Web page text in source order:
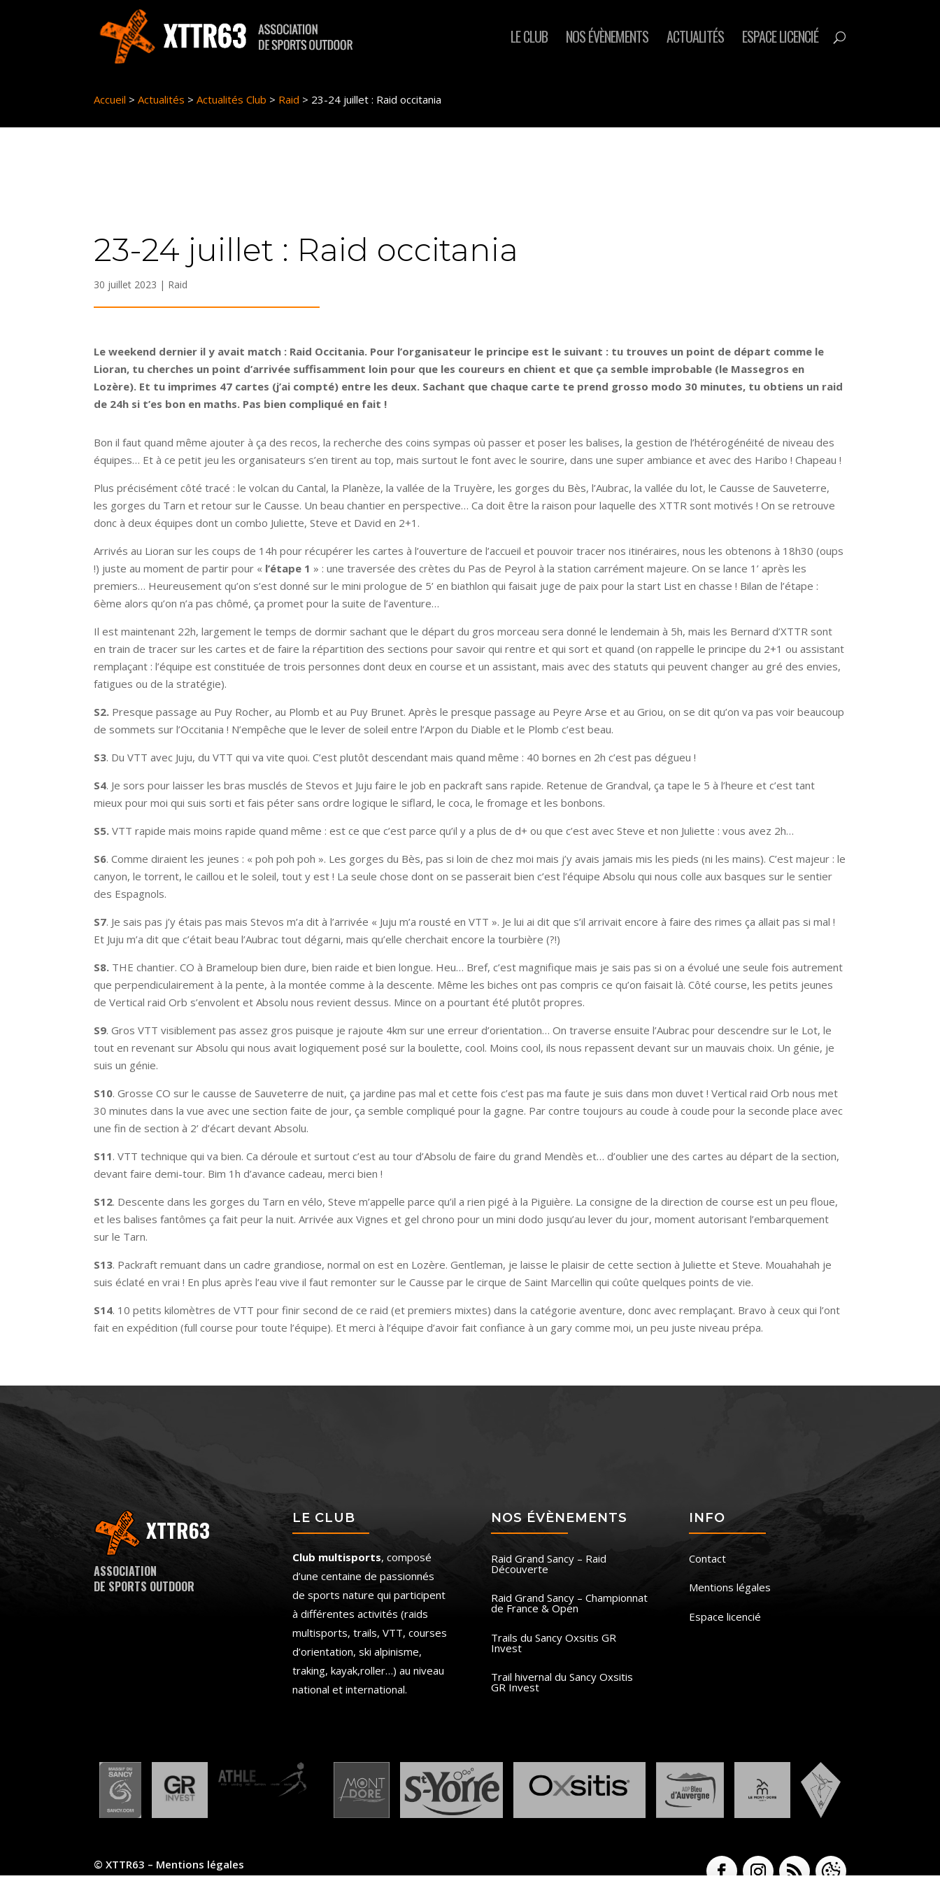
LE CLUB NOS ÉVÈNEMENTS ACTUALITÉS ESPACE LICENCIÉ
Accueil >Actualités >Actualités Club > Raid > 23-24 juillet : Raid occitania
23-24 juillet : Raid occitania
30 juillet 2023 | Raid
Le weekend dernier il y avait match : Raid Occitania. Pour l’organisateur le principe est le suivant : tu trouves un point de départ comme le
Lioran, tu cherches un point d’arrivée suffisamment loin pour que les coureurs en chient et que ça semble improbable (le Massegros en
Lozère). Et tu imprimes 47 cartes (j’ai compté) entre les deux. Sachant que chaque carte te prend grosso modo 30 minutes, tu obtiens un raid
de 24h si t’es bon en maths. Pas bien compliqué en fait !
Bon il faut quand même ajouter à ça des recos, la recherche des coins sympas où passer et poser les balises, la gestion de l’hétérogénéité de niveau des
équipes… Et à ce petit jeu les organisateurs s’en tirent au top, mais surtout le font avec le sourire, dans une super ambiance et avec des Haribo ! Chapeau !
Plus précisément côté tracé : le volcan du Cantal, la Planèze, la vallée de la Truyère, les gorges du Bès, l’Aubrac, la vallée du lot, le Causse de Sauveterre,
les gorges du Tarn et retour sur le Causse. Un beau chantier en perspective… Ca doit être la raison pour laquelle des XTTR sont motivés ! On se retrouve
donc à deux équipes dont un combo Juliette, Steve et David en 2+1.
Arrivés au Lioran sur les coups de 14h pour récupérer les cartes à l’ouverture de l’accueil et pouvoir tracer nos itinéraires, nous les obtenons à 18h30 (oups
!) juste au moment de partir pour « l’étape 1 » : une traversée des crètes du Pas de Peyrol à la station carrément majeure. On se lance 1’ après les
premiers… Heureusement qu’on s’est donné sur le mini prologue de 5’ en biathlon qui faisait juge de paix pour la start List en chasse ! Bilan de l’étape :
6ème alors qu’on n’a pas chômé, ça promet pour la suite de l’aventure…
Il est maintenant 22h, largement le temps de dormir sachant que le départ du gros morceau sera donné le lendemain à 5h, mais les Bernard d’XTTR sont
en train de tracer sur les cartes et de faire la répartition des sections pour savoir qui rentre et qui sort et quand (on rappelle le principe du 2+1 ou assistant
remplaçant : l’équipe est constituée de trois personnes dont deux en course et un assistant, mais avec des statuts qui peuvent changer au gré des envies,
fatigues ou de la stratégie).
S2. Presque passage au Puy Rocher, au Plomb et au Puy Brunet. Après le presque passage au Peyre Arse et au Griou, on se dit qu’on va pas voir beaucoup
de sommets sur l’Occitania ! N’empêche que le lever de soleil entre l’Arpon du Diable et le Plomb c’est beau.
S3. Du VTT avec Juju, du VTT qui va vite quoi. C’est plutôt descendant mais quand même : 40 bornes en 2h c’est pas dégueu !
S4. Je sors pour laisser les bras musclés de Stevos et Juju faire le job en packraft sans rapide. Retenue de Grandval, ça tape le 5 à l’heure et c’est tant
mieux pour moi qui suis sorti et fais péter sans ordre logique le siflard, le coca, le fromage et les bonbons.
S5. VTT rapide mais moins rapide quand même : est ce que c’est parce qu’il y a plus de d+ ou que c’est avec Steve et non Juliette : vous avez 2h…
S6. Comme diraient les jeunes : « poh poh poh ». Les gorges du Bès, pas si loin de chez moi mais j’y avais jamais mis les pieds (ni les mains). C’est majeur : le
canyon, le torrent, le caillou et le soleil, tout y est ! La seule chose dont on se passerait bien c’est l’équipe Absolu qui nous colle aux basques sur le sentier
des Espagnols.
S7. Je sais pas j’y étais pas mais Stevos m’a dit à l’arrivée « Juju m’a rousté en VTT ». Je lui ai dit que s’il arrivait encore à faire des rimes ça allait pas si mal !
Et Juju m’a dit que c’était beau l’Aubrac tout dégarni, mais qu’elle cherchait encore la tourbière (?!)
S8. THE chantier. CO à Brameloup bien dure, bien raide et bien longue. Heu… Bref, c’est magnifique mais je sais pas si on a évolué une seule fois autrement
que perpendiculairement à la pente, à la montée comme à la descente. Même les biches ont pas compris ce qu’on faisait là. Côté course, les petits jeunes
de Vertical raid Orb s’envolent et Absolu nous revient dessus. Mince on a pourtant été plutôt propres.
S9. Gros VTT visiblement pas assez gros puisque je rajoute 4km sur une erreur d’orientation… On traverse ensuite l’Aubrac pour descendre sur le Lot, le
tout en revenant sur Absolu qui nous avait logiquement posé sur la boulette, cool. Moins cool, ils nous repassent devant sur un mauvais choix. Un génie, je
suis un génie.
S10. Grosse CO sur le causse de Sauveterre de nuit, ça jardine pas mal et cette fois c’est pas ma faute je suis dans mon duvet ! Vertical raid Orb nous met
30 minutes dans la vue avec une section faite de jour, ça semble compliqué pour la gagne. Par contre toujours au coude à coude pour la seconde place avec
une fin de section à 2’ d’écart devant Absolu.
S11. VTT technique qui va bien. Ca déroule et surtout c’est au tour d’Absolu de faire du grand Mendès et… d’oublier une des cartes au départ de la section,
devant faire demi-tour. Bim 1h d’avance cadeau, merci bien !
S12. Descente dans les gorges du Tarn en vélo, Steve m’appelle parce qu’il a rien pigé à la Piguière. La consigne de la direction de course est un peu floue,
et les balises fantômes ça fait peur la nuit. Arrivée aux Vignes et gel chrono pour un mini dodo jusqu’au lever du jour, moment autorisant l’embarquement
sur le Tarn.
S13. Packraft remuant dans un cadre grandiose, normal on est en Lozère. Gentleman, je laisse le plaisir de cette section à Juliette et Steve. Mouahahah je
suis éclaté en vrai ! En plus après l’eau vive il faut remonter sur le Causse par le cirque de Saint Marcellin qui coûte quelques points de vie.
S14. 10 petits kilomètres de VTT pour finir second de ce raid (et premiers mixtes) dans la catégorie aventure, donc avec remplaçant. Bravo à ceux qui l’ont
fait en expédition (full course pour toute l’équipe). Et merci à l’équipe d’avoir fait confiance à un gary comme moi, un peu juste niveau prépa.
XTTR63
ASSOCIATION
DE SPORTS OUTDOOR
LE CLUB
Club multisports, composé
d’une centaine de passionnés
de sports nature qui participent
à différentes activités (raids
multisports, trails, VTT, courses
d’orientation, ski alpinisme,
traking, kayak,roller…) au niveau
national et international.
NOS ÉVÈNEMENTS
Raid Grand Sancy – Raid
Découverte
Raid Grand Sancy – Championnat
de France & Open
Trails du Sancy Oxsitis GR
Invest
Trail hivernal du Sancy Oxsitis
GR Invest
INFO
Contact
Mentions légales
Espace licencié
© XTTR63 – Mentions légales
Panneau de gestion des cookies